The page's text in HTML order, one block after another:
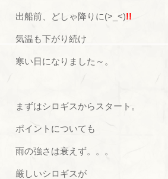
出船前、どしゃ降りに(>_<)!!
気温も下がり続け
寒い日になりました～。
まずはシロギスからスタート。
ポイントについても
雨の強さは衰えず。。。
厳しいシロギスが